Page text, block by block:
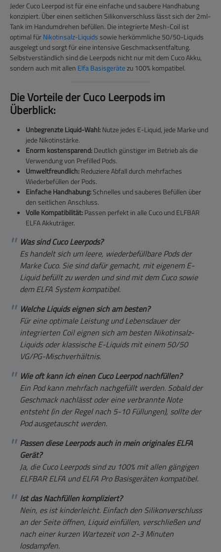
Jeder Cuco Leerpod ist für eine einfache und saubere Handhabung
konzipiert. Über einen seitlichen Silikonverschluss lässt sich der 2ml-
Tank im Handumdrehen befüllen. Die integrierte Mesh-Coil ist
optimal fürNikotinsalz-Liquidssowie herkömmliche 50/50-Liquids
ausgelegt und sorgt für eine intensive Geschmacksentfaltung.
Selbstverständlich sind die Leerpods nicht nur mit dem Cuco Akku,
sondern auch mit allen Elfa Basisgerätezu 100% kompatibel.
Die Vorteile der Cuco Leerpods im
Überblick:
Unbegrenzte Liquid-Wahl:Nutze jedes E-Liquid, jede Marke und
jede Nikotinstärke.
Enorm kostensparend:Deutlich günstiger im Betrieb als die
Verwendung von Prefilled Pods.
Umweltfreundlich:Reduziere Abfall durch mehrfaches
Wiederbefüllen der Pods.
Einfache Handhabung:Schnelles und sauberes Befüllen über
den seitlichen Anschluss.
Volle Kompatibilität:Passen perfekt in alle Cuco und ELFBAR
ELFA Akkuträger.
Was sind Cuco Leerpods?
Es handelt sich um leere, wiederbefüllbare Pods der
Marke Cuco. Sie sind dafür gemacht, mit eigenem E-
Liquid befüllt zu werden und sind mit dem Cuco sowie
dem ELFA System kompatibel.
Welche Liquids eignen sich am besten?
Für eine optimale Leistung und Lebensdauer der
integrierten Coil eignen sich am besten Nikotinsalz-
Liquids oder klassische E-Liquids mit einem 50/50
VG/PG-Mischverhältnis.
Wie oft kann ich einen Cuco Leerpod nachfüllen?
Ein Pod kann mehrfach nachgefüllt werden. Sobald der
Geschmack nachlässt oder eine verbrannte Note
entsteht (in der Regel nach 5-10 Füllungen), sollte der
Pod ausgetauscht werden.
Passen diese Leerpods auch in mein originales ELFA
Gerät?
Ja, die Cuco Leerpods sind zu 100% mit allen gängigen
ELFBAR ELFA und ELFA Pro Basisgeräten kompatibel.
Ist das Nachfüllen kompliziert?
Nein, es ist kinderleicht. Einfach den Silikonverschluss
an der Seite öffnen, Liquid einfüllen, verschließen und
nach einer kurzen Wartezeit von 2-3 Minuten
losdampfen.